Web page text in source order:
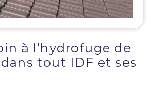
à l’hydrofuge de
tout IDF et ses